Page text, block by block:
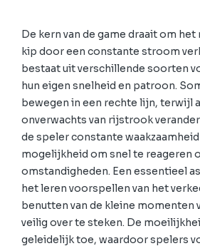
De kern van de game draait om het
kip door een constante stroom
bestaat uit verschillende soorten
hun eigen snelheid en patroon.
bewegen in een rechte lijn, terwijl
onverwachts van rijstrook
de speler constante waakzaamheid
mogelijkheid om snel te reageren
omstandigheden. Een essentieel
het leren voorspellen van het
benutten van de kleine momenten
veilig over te steken. De
geleidelijk toe, waardoor spelers